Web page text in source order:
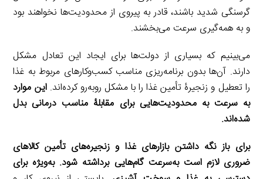
گرسنگی شدید باشند، قادر به پیروی از محدودیت‌ها نخواهند بود
و به همه‌گیری سرعت می‌بخشند.
می‌بینیم که بسیاری از دولت‌ها برای ایجاد این تعادل مشکل
دارند. آن‌ها بدون برنامه‌ریزی مناسب کسب‌وکارهای مربوط به غذا
را تعطیل و زنجیرۀ تأمین غذا را با مشکل روبه‌رو کرده‌اند.این‌ موارد
به سرعت به محدودیت‌هایی برای مقابلۀ مناسب درمانی بدل
شده‌اند.
برای باز نگه داشتن بازارهای غذا و زنجیره‌های تأمین کالاهای
ضروری لازم است به‌سرعت گام‌هایی برداشته شود. به‌ویژه برای